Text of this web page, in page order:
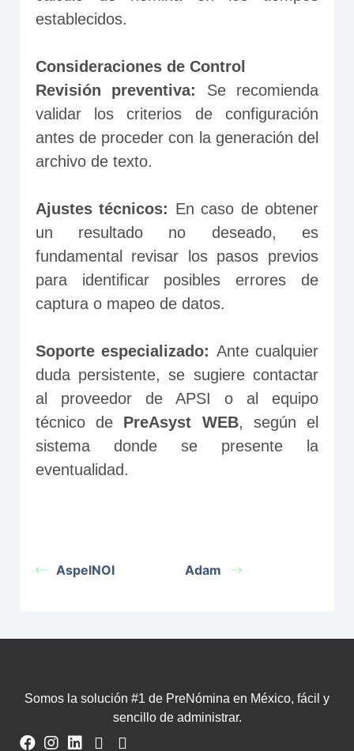
establecidos.
Consideraciones de Control
Revisión preventiva:
Se recomienda
validar los criterios de configuración
antes de proceder con la generación del
archivo de texto.
Ajustes técnicos: En caso de obtener
un resultado no deseado, es
fundamental revisar los pasos previos
para identificar posibles errores de
captura o mapeo de datos.
Soporte especializado: Ante cualquier
duda persistente, se sugiere contactar
al proveedor de APSI o al equipo
técnico de PreAsyst WEB, según el
sistema donde se presente la
eventualidad.
AspelNOI Adam
Somos la solución #1 de PreNómina en México, fácil y
sencillo de administrar.